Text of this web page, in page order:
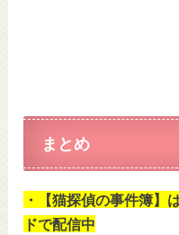
まとめ
・【猫探偵の事件簿】
ドで配信中